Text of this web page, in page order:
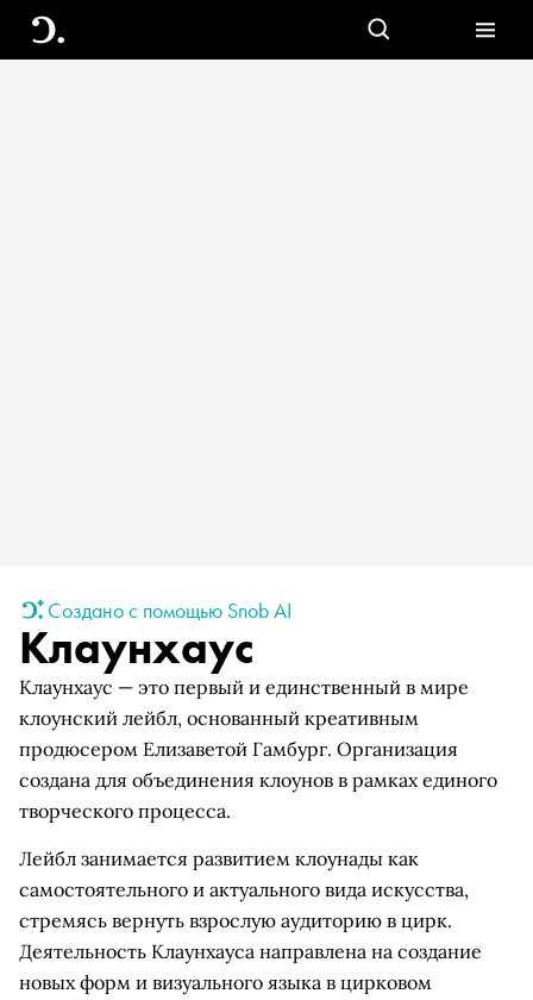
Создано с помощью Snob AI
Клаунхаус
Клаунхаус — это первый и единственный в мире
клоунский лейбл, основанный креативным
продюсером Елизаветой Гамбург. Организация
создана для объединения клоунов в рамках единого
творческого процесса.
Лейбл занимается развитием клоунады как
самостоятельного и актуального вида искусства,
стремясь вернуть взрослую аудиторию в цирк.
Деятельность Клаунхауса направлена на создание
новых форм и визуального языка в цирковом